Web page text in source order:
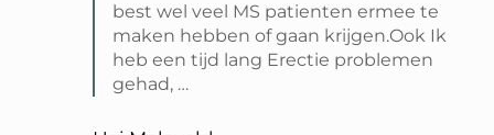
best wel veel MS patienten ermee te
maken hebben of gaan krijgen.Ook Ik
heb een tijd lang Erectie problemen
gehad, …